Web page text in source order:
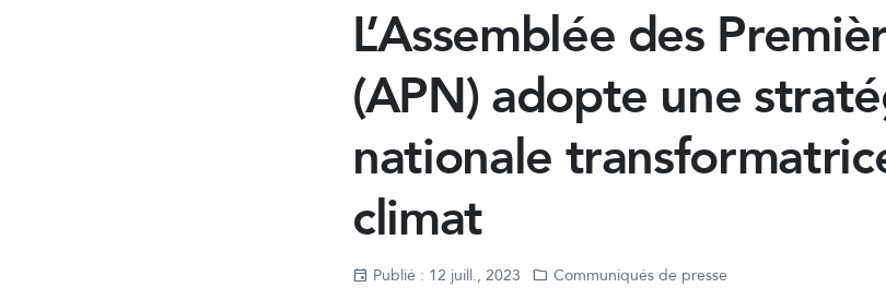
L’Assemblée des
(APN) adopte une
nationale
climat
Publié : 12 juill., 2023 Communiqués de presse